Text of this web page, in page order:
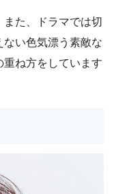
また、ドラマでは切
い色気漂う素敵な
ね方をしています